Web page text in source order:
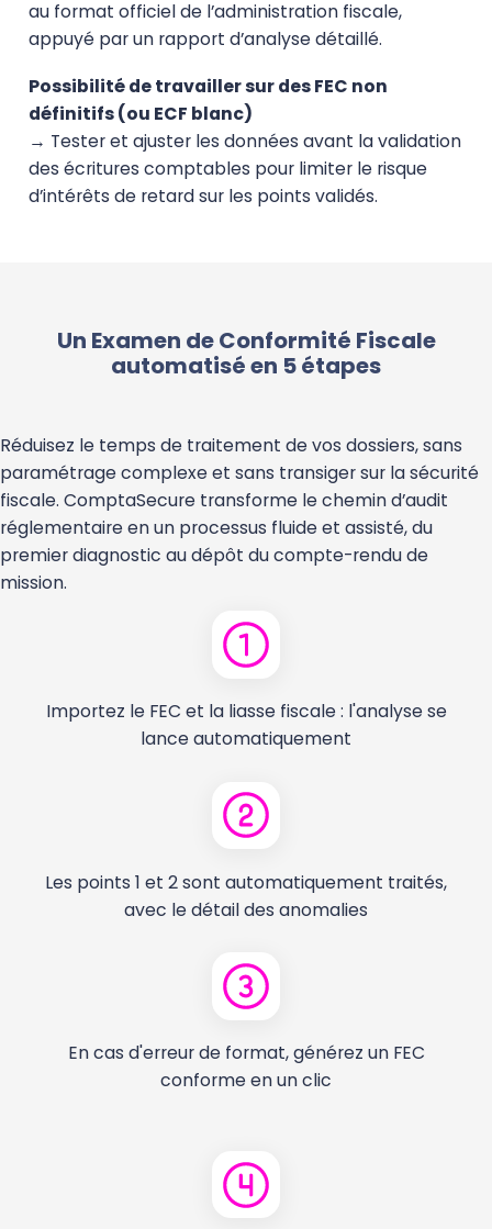
au format officiel de l’administration fiscale,
appuyé par un rapport d’analyse détaillé.
Possibilité de travailler sur des FEC non
définitifs (ou ECF blanc)
→ Tester et ajuster les données avant la validation
des écritures comptables pour limiter le risque
d’intérêts de retard sur les points validés.
Un Examen de Conformité Fiscale
automatisé en 5 étapes
Réduisez le temps de traitement de vos dossiers, sans
paramétrage complexe et sans transiger sur la sécurité
fiscale. ComptaSecure transforme le chemin d’audit
réglementaire en un processus fluide et assisté, du
premier diagnostic au dépôt du compte-rendu de
mission.
Importez le FEC et la liasse fiscale : l'analyse se
lance automatiquement
Les points 1 et 2 sont automatiquement traités,
avec le détail des anomalies
En cas d'erreur de format, générez un FEC
conforme en un clic